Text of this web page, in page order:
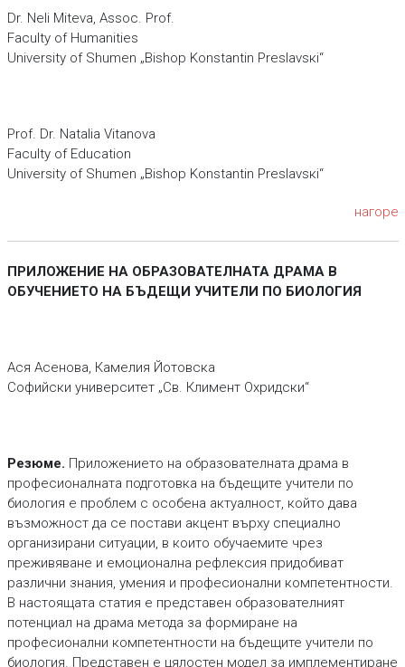
Dr. Neli Miteva, Assoc. Prof.
Faculty of Humanities
University of Shumen „Bishop Konstantin Preslavsкi“
Prof. Dr. Natalia Vitanova
Faculty of Education
University of Shumen „Bishop Konstantin Preslavsкi“
нагоре
ПРИЛОЖЕНИЕ НА ОБРАЗОВАТЕЛНАТА ДРАМА В
ОБУЧЕНИЕТО НА БЪДЕЩИ УЧИТЕЛИ ПО БИОЛОГИЯ
Ася Асенова, Камелия Йотовска
Софийски университет „Св. Климент Охридски“
Pезюме. Приложението на образователната драма в
професионалната подготовка на бъдещите учители по
биология е проблем с особена актуалност, който дава
възможност да се постави акцент върху специално
организирани ситуации, в които обучаемите чрез
преживяване и емоционална рефлексия придобиват
различни знания, умения и професионални компетентности.
В настоящата статия е представен образователният
потенциал на драма метода за формиране на
професионални компетентности на бъдещите учители по
биология. Представен е цялостен модел за имплементиране